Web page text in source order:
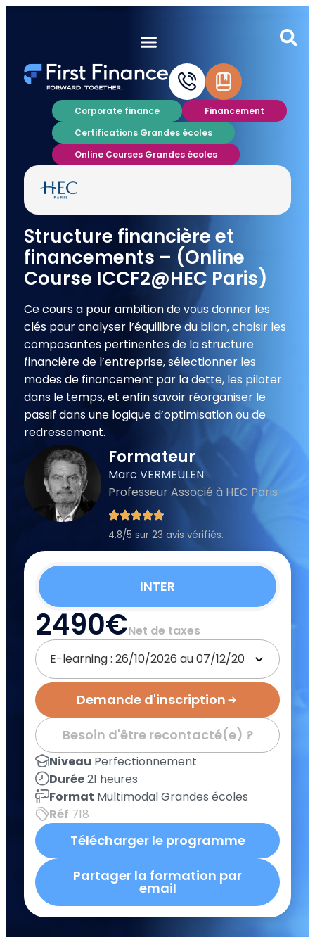
Corporate finance
Financement
Certifications Grandes écoles
Online Courses Grandes écoles
Structure financière et
financements – (Online
Course ICCF2@HEC Paris)
Ce cours a pour ambition de vous donner les
clés pour analyser l’équilibre du bilan, choisir les
composantes pertinentes de la structure
financière de l’entreprise, sélectionner les
modes de financement par la dette, les piloter
dans le temps, et enfin savoir réorganiser le
passif dans une logique d’optimisation ou de
redressement.
Formateur
Marc VERMEULEN
Professeur Associé à HEC Paris
4.8/5 sur 23 avis vérifiés.
INTER
2490€Net de taxes
Demande d'inscription
Besoin d'être recontacté(e) ?
Niveau Perfectionnement
Durée21 heures
Format Multimodal Grandes écoles
Réf 718
Télécharger le programme
Partager la formation par
email